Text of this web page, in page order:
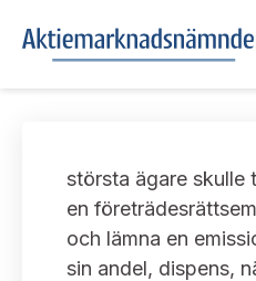
Om oss
Vårt uppdrag
UTTALANDEN
Om nämndens uttalanden
TAKEOVER-REGLER
största ägare skulle
en
och lämna en
sin andel, dispens,